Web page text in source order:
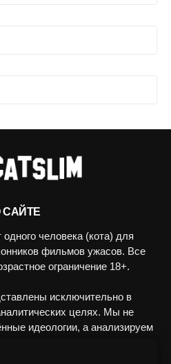
САЙТЕ
человека (кота) для
фильмов ужасов. Все
ограничение 18+.
исключительно в
целях. Мы не
идеологии, а анализируем